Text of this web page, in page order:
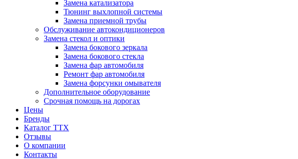
Замена катализатора
Тюнинг выхлопной системы
Замена приемной трубы
Обслуживание автокондиционеров
Замена стекол и оптики
Замена бокового зеркала
Замена бокового стекла
Замена фар автомобиля
Ремонт фар автомобиля
Замена форсунки омывателя
Дополнительное оборудование
Срочная помощь на дорогах
Цены
Бренды
Каталог ТТХ
Отзывы
О компании
Контакты